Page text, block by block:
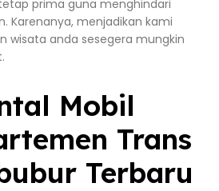
prima guna menghindari
Karenanya, menjadikan kami
wisata anda sesegera mungkin
Mobil
Trans
Terbaru